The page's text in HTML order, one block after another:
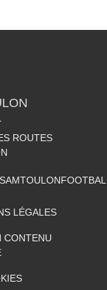
ROUTES
LÉGALES
CONTENU